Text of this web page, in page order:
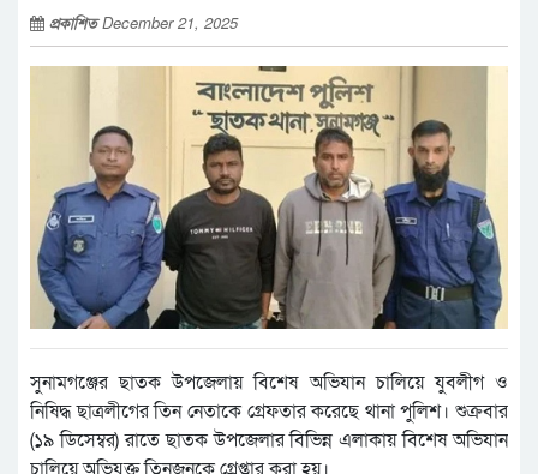
প্রকাশিতDecember 21, 2025
সুনামগঞ্জের ছাতক উপজেলায় বিশেষ অভিযান চালিয়ে যুবলীগ ও
নিষিদ্ধ ছাত্রলীগের তিন নেতাকে গ্রেফতার করেছে থানা পুলিশ। শুক্রবার
(১৯ ডিসেম্বর) রাতে ছাতক উপজেলার বিভিন্ন এলাকায় বিশেষ অভিযান